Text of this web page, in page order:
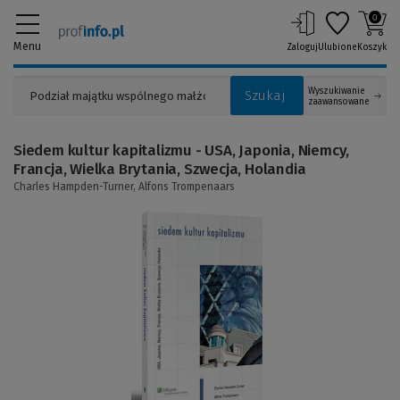
Menu
Szukaj
Wyszukiwanie
zaawansowane
ZalogujUlubione
0
Koszyk
Siedem kultur kapitalizmu - USA, Japonia, Niemcy,
Francja, Wielka Brytania, Szwecja, Holandia
Charles Hampden-Turner, Alfons Trompenaars